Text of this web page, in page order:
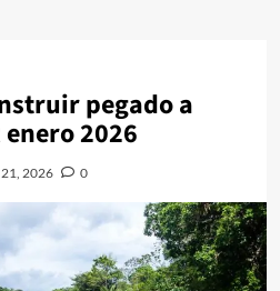
pegado a
2026
2026 0